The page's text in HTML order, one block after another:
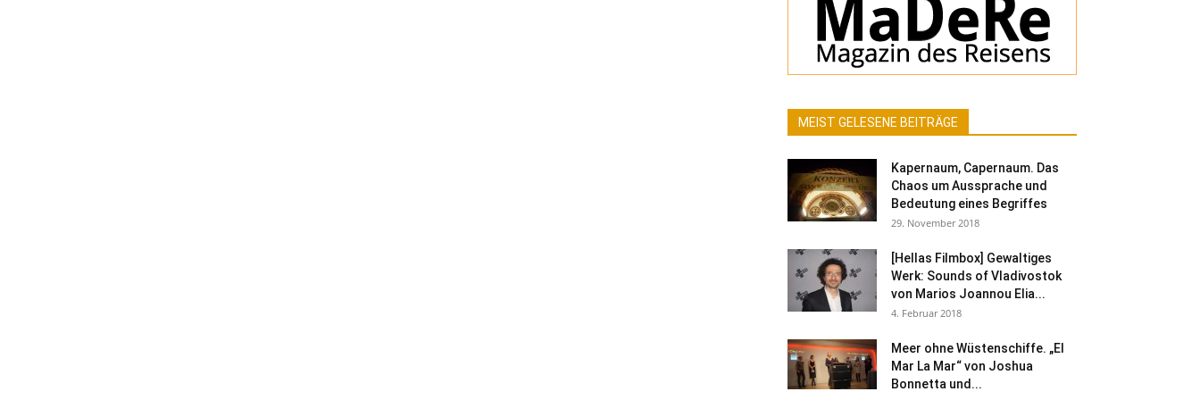
MEIST GELESENE BEITRÄGE
Kapernaum, Capernaum. Das
Chaos um Aussprache und
Bedeutung eines Begriffes
29. November 2018
[Hellas Filmbox] Gewaltiges
Werk: Sounds of Vladivostok
von Marios Joannou Elia...
4. Februar 2018
Meer ohne Wüstenschiffe. „El
Mar La Mar“ von Joshua
Bonnetta und...